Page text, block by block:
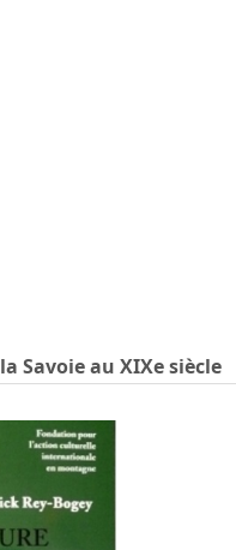
Savoie au XIXe siècle